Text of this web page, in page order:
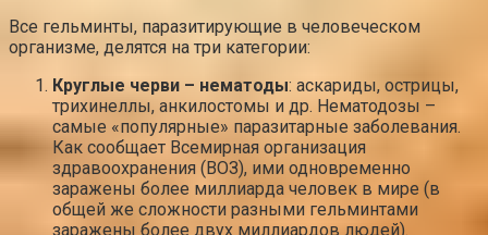
Все гельминты, паразитирующие в человеческом
организме, делятся на три категории:
Круглые черви – нематоды: аскариды, острицы,
трихинеллы, анкилостомы и др. Нематодозы –
самые «популярные» паразитарные заболевания.
Как сообщает Всемирная организация
здравоохранения (ВОЗ), ими одновременно
заражены более миллиарда человек в мире (в
общей же сложности разными гельминтами
заражены более двух миллиардов людей).